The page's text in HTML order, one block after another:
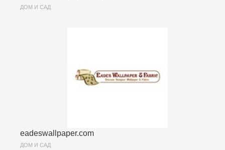
ДОМ И САД
eadeswallpaper.com
ДОМ И САД